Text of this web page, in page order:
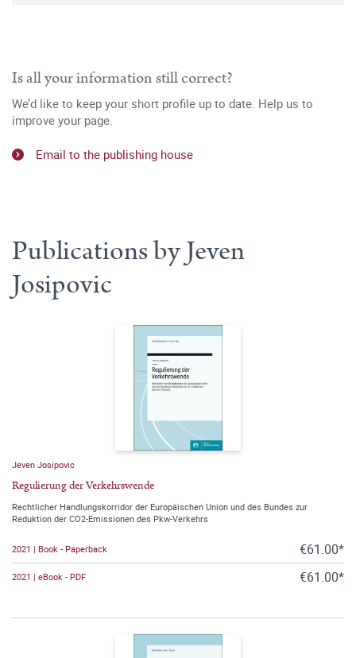
Is all your information still correct?
We’d like to keep your short profile up to date. Help us to
improve your page.
Email to the publishing house
Publications by Jeven
Josipovic
Jeven Josipovic
Regulierung der Verkehrswende
Rechtlicher Handlungskorridor der Europäischen Union und des Bundes zur
Reduktion der CO2-Emissionen des Pkw-Verkehrs
2021 | Book - Paperback €61.00*
2021 | eBook - PDF €61.00*